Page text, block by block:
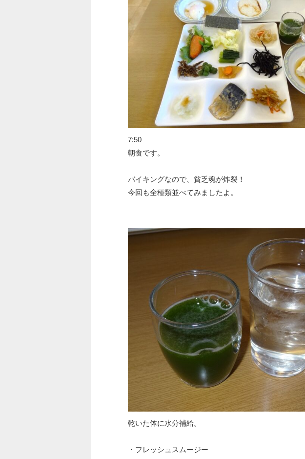
7:50
朝食です。
バイキングなので、貧乏魂が炸裂！
今回も全種類並べてみましたよ。
乾いた体に水分補給。
・フレッシュスムージー